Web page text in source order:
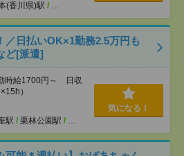
(香川県)駅 / …
／日払いOK×1勤務2.5万円も
ど[派遣]
時給1700円～ 日収
）
駅 / 栗林公園駅 / …
気になる！